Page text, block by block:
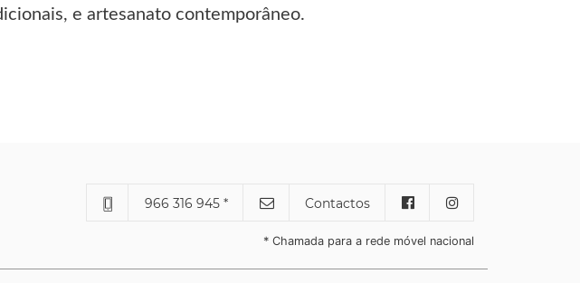
e artesanato contemporâneo.
966 316 945 * Contactos
* Chamada para a rede móvel nacional